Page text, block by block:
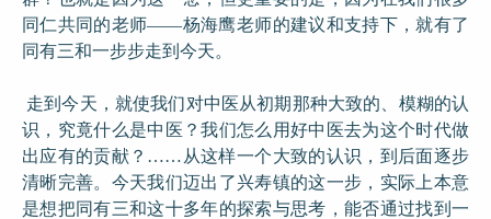
同仁共同的老师——杨海鹰老师的建议和支持下，就有了
同有三和一步步走到今天。
走到今天，就使我们对中医从初期那种大致的、模糊的认
识，究竟什么是中医？我们怎么用好中医去为这个时代做
出应有的贡献？……从这样一个大致的认识，到后面逐步
清晰完善。今天我们迈出了兴寿镇的这一步，实际上本意
是想把同有三和这十多年的探索与思考，能否通过找到一